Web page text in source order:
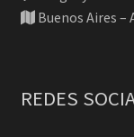
Buenos Aires –
REDES